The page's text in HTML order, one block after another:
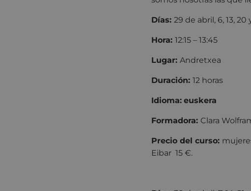
Días: 29 de abril, 6, 13, 20
Hora: 12:15 – 13:45
Lugar: Andretxea
Duración: 12 horas
Idioma: euskera
Formadora: Clara
Precio del curso:
Eibar 15 €.